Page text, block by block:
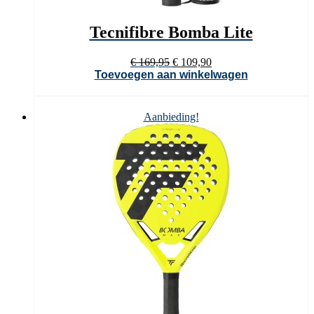
Tecnifibre Bomba Lite
€169,95 Oorspronkelijke
prijs
€ 109,90Huidige
prijs
Toevoegen aan winkelwagen
Aanbieding!